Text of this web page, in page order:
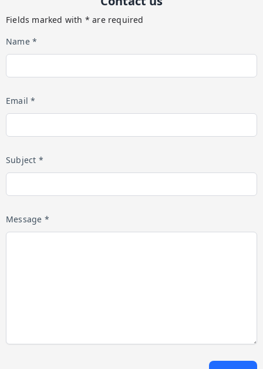
Fields marked with * are required
Name *
Email *
Subject *
Message *